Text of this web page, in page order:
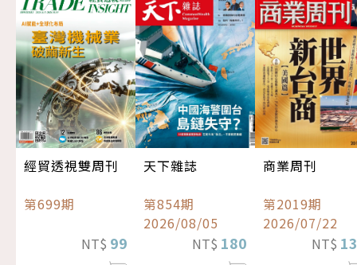
經貿透視雙周刊
第699期
NT$ 99
天下雜誌
第854期
2026/08/05
NT$ 180
商業周刊
第2019期
2026/07/22
NT$